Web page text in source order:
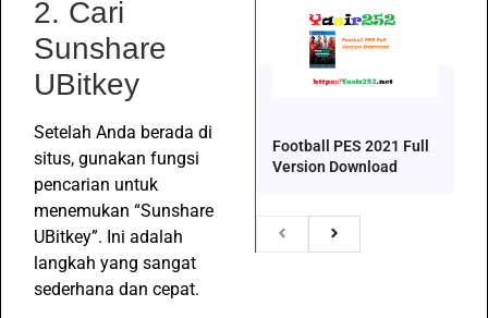
2. Cari
Sunshare
UBitkey
Setelah Anda berada di
situs, gunakan fungsi
pencarian untuk
menemukan “Sunshare
UBitkey”. Ini adalah
langkah yang sangat
sederhana dan cepat.
Football PES 2021 Full
Version Download